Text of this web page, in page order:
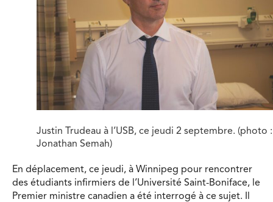
Justin Trudeau à l’USB, ce jeudi 2 septembre. (photo :
Jonathan Semah)
En déplacement, ce jeudi, à Winnipeg pour rencontrer
des étudiants infirmiers de l’Université Saint-Boniface, le
Premier ministre canadien a été interrogé à ce sujet. Il